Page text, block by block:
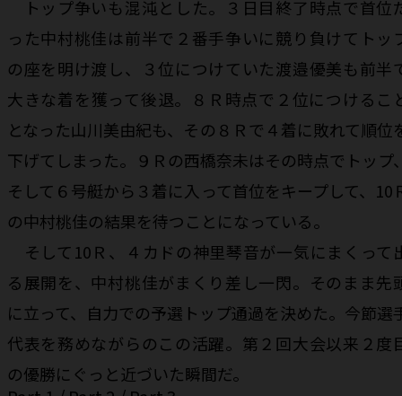
トップ争いも混沌とした。３日目終了時点で首位
った中村桃佳は前半で２番手争いに競り負けてトッ
の座を明け渡し、３位につけていた渡邉優美も前半
大きな着を獲って後退。８Ｒ時点で２位につけるこ
となった山川美由紀も、その８Ｒで４着に敗れて順位
下げてしまった。９Ｒの西橋奈未はその時点でトップ
そして６号艇から３着に入って首位をキープして、10
の中村桃佳の結果を待つことになっている。
そして10Ｒ、４カドの神里琴音が一気にまくって
る展開を、中村桃佳がまくり差し一閃。そのまま先
に立って、自力での予選トップ通過を決めた。今節選
代表を務めながらのこの活躍。第２回大会以来２度
の優勝にぐっと近づいた瞬間だ。